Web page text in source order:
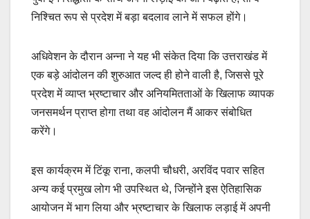
निश्चित रूप से प्रदेश में बड़ा बदलाव लाने में सफल होंगे।
अधिवेशन के दौरान अन्ना ने यह भी संकेत दिया कि उत्तराखंड में
एक बड़े आंदोलन की शुरुआत जल्द ही होने वाली है, जिससे पूरे
प्रदेश में व्याप्त भ्रष्टाचार और अनियमितताओं के खिलाफ व्यापक
जनसमर्थन प्राप्त होगा तथा वह आंदोलन मैं आकर संबोधित
करेंगे।
इस कार्यक्रम में टिंकू राना, कलपी चौधरी, अरविंद पवार सहित
अन्य कई प्रमुख लोग भी उपस्थित थे, जिन्होंने इस ऐतिहासिक
आयोजन में भाग लिया और भ्रष्टाचार के खिलाफ लड़ाई में अपनी